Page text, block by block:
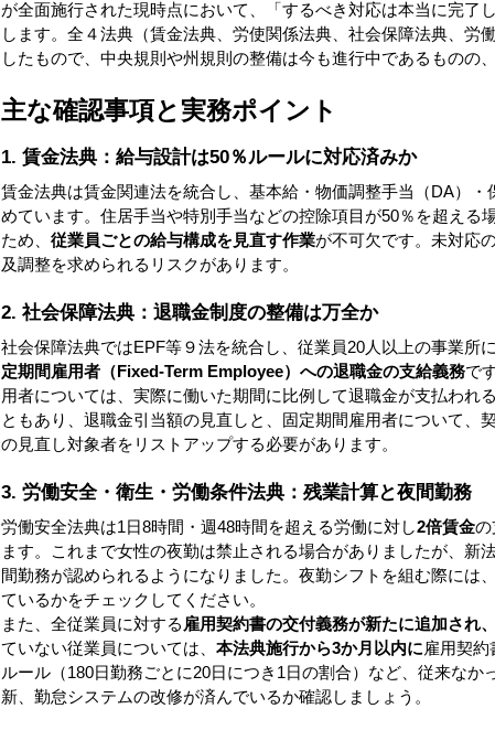
が全面施行された現時点において、「するべき対応は本当に完了
します。全４法典（賃金法典、労使関係法典、社会保障法典、労
したもので、中央規則や州規則の整備は今も進行中であるものの
主な確認事項と実務ポイント
1. 賃金法典：給与設計は50％ルールに対応済みか
賃金法典は賃金関連法を統合し、基本給・物価調整手当（DA）
めています。住居手当や特別手当などの控除項目が50％を超える
ため、 従業員ごとの給与構成を見直す作業が不可欠です。未対応
及調整を求められるリスクがあります。
2. 社会保障法典：退職金制度の整備は万全か
社会保障法典ではEPF等９法を統合し、従業員20人以上の事業所
定期間雇用者（Fixed‑Term Employee）への退職金の支給義務で
用者については、実際に働いた期間に比例して退職金が支払われ
ともあり、退職金引当額の見直しと、固定期間雇用者について、
の見直し対象者をリストアップする必要があります。
3. 労働安全・衛生・労働条件法典：残業計算と夜間勤務
労働安全法典は1日8時間・週48時間を超える労働に対し2倍賃金の
ます。これまで女性の夜勤は禁止される場合がありましたが、新
間勤務が認められるようになりました。夜勤シフトを組む際には
ているかをチェックしてください。
また、全従業員に対する 雇用契約書の交付義務が新たに追加され、
ていない従業員については、 本法典施行から3か月以内に雇用契
ルール（180日勤務ごとに20日につき1日の割合）など、従来な
新、勤怠システムの改修が済んでいるか確認しましょう。